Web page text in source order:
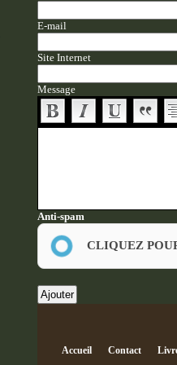
E-mail
Site Internet
Message
Anti-spam
CLIQUEZ
Accueil Contact